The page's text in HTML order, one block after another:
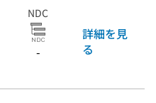
NDC
-
詳細を見
る